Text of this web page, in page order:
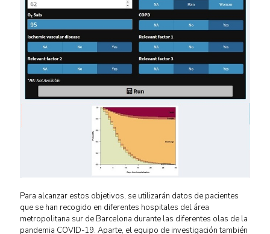
Para alcanzar estos objetivos, se utilizarán datos de pacientes
que se han recogido en diferentes hospitales del área
metropolitana sur de Barcelona durante las diferentes olas de la
pandemia COVID-19. Aparte, el equipo de investigación también